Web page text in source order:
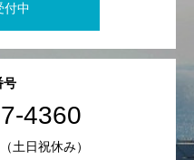
付中
号
4360
土日祝休み）